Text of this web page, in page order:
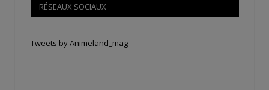
RÉSEAUX SOCIAUX
Tweets by Animeland_mag